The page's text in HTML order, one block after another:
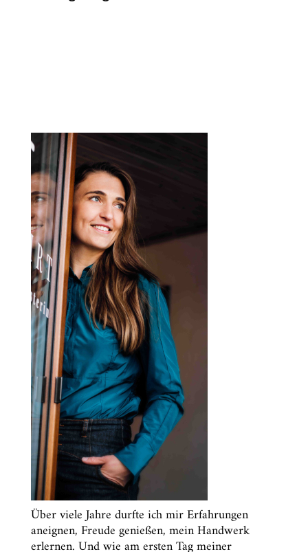
Über viele Jahre durfte ich mir Erfahrungen
aneignen, Freude genießen, mein Handwerk
erlernen. Und wie am ersten Tag meiner